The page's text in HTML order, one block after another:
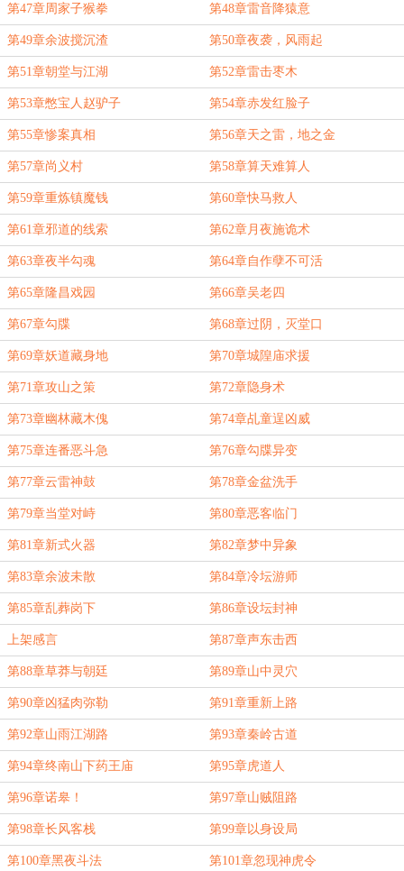
第47章周家子猴拳 第48章雷音降猿意
第49章余波搅沉渣 第50章夜袭，风雨起
第51章朝堂与江湖 第52章雷击枣木
第53章憋宝人赵驴子 第54章赤发红脸子
第55章惨案真相 第56章天之雷，地之金
第57章尚义村 第58章算天难算人
第59章重炼镇魔钱 第60章快马救人
第61章邪道的线索 第62章月夜施诡术
第63章夜半勾魂 第64章自作孽不可活
第65章隆昌戏园 第66章吴老四
第67章勾牒 第68章过阴，灭堂口
第69章妖道藏身地 第70章城隍庙求援
第71章攻山之策 第72章隐身术
第73章幽林藏木傀 第74章乩童逞凶威
第75章连番恶斗急 第76章勾牒异变
第77章云雷神鼓 第78章金盆洗手
第79章当堂对峙 第80章恶客临门
第81章新式火器 第82章梦中异象
第83章余波未散 第84章冷坛游师
第85章乱葬岗下 第86章设坛封神
上架感言 第87章声东击西
第88章草莽与朝廷 第89章山中灵穴
第90章凶猛肉弥勒 第91章重新上路
第92章山雨江湖路 第93章秦岭古道
第94章终南山下药王庙 第95章虎道人
第96章诺皋！ 第97章山贼阻路
第98章长风客栈 第99章以身设局
第100章黑夜斗法 第101章忽现神虎令